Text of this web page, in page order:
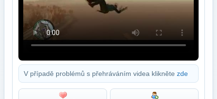
V případě problémů s přehráváním videa klikněte zde